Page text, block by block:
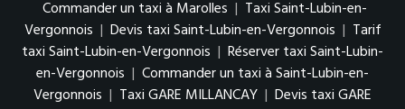
Commander un taxi à Marolles | Taxi Saint-Lubin-en-
Vergonnois | Devis taxi Saint-Lubin-en-Vergonnois | Tarif
taxi Saint-Lubin-en-Vergonnois | Réserver taxi Saint-Lubin-
en-Vergonnois | Commander un taxi à Saint-Lubin-en-
Vergonnois | Taxi GARE MILLANCAY | Devis taxi GARE